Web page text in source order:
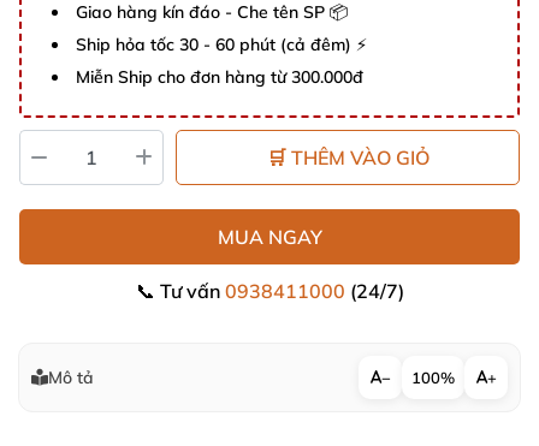
Giao hàng kín đáo - Che tên SP 📦
Ship hỏa tốc 30 - 60 phút (cả đêm) ⚡
Miễn Ship cho đơn hàng từ 300.000đ
🛒 THÊM VÀO GIỎ
MUA NGAY
📞 Tư vấn 0938411000 (24/7)
Mô tả − 100% +